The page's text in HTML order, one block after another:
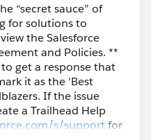
“secret sauce” of
for solutions to
the Salesforce
and Policies. **
get a response that
it as the 'Best
If the issue
a Trailhead Help
s/supportfor